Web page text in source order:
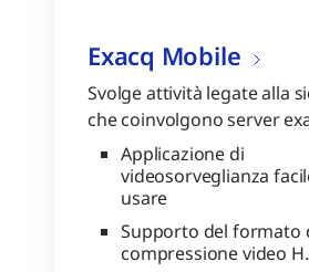
Exacq Mobile
Svolge attività legate alla
che coinvolgono server
Applicazione di
videosorveglianza
usare
Supporto del formato
compressione video